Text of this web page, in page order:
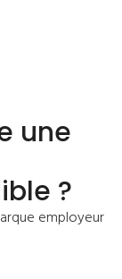
une
?
employeur